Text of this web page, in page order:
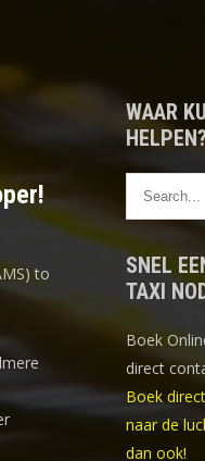
to
WAAR
SNEL
TAXI
Boek
direct
Boek
naar de
dan ook!